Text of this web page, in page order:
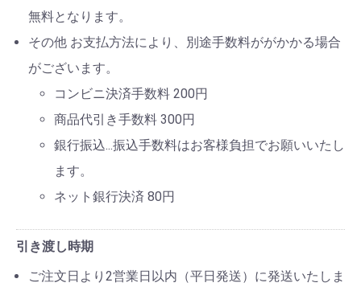
無料となります。
その他 お支払方法により、別途手数料ががかかる場合
がございます。
コンビニ決済手数料 200円
商品代引き手数料 300円
銀行振込...振込手数料はお客様負担でお願いいたし
ます。
ネット銀行決済 80円
引き渡し時期
ご注文日より2営業日以内（平日発送）に発送いたしま